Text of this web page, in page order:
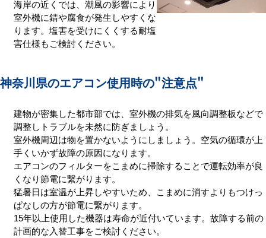
海岸の近くでは、潮風の影響により
室外機に錆や腐食が発生しやすくな
ります。塩害を受けにくくする耐塩
害仕様もご検討ください。
神奈川県のエアコン使用時の"注意点"
建物が密集した都市部では、室外機の排気を風向調整板などで
調整しトラブルを未然に防ぎましょう。
室外機周辺は物を置かないようにしましょう。空気の循環が上
手くいかず故障の原因になります。
エアコンのフィルターをこまめに掃除することで運転効率が良
くなり節電に繋がります。
猛暑日は室温が上昇しやすいため、こまめに消すよりもつけっ
ぱなしの方が節電に繋がります。
15年以上使用した機器は寿命が近付いています。故障する前の
計画的な入替工事をご検討ください。